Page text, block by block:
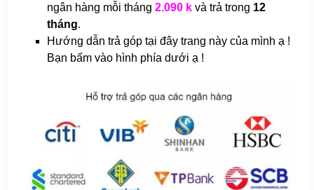
ngân hàng mỗi tháng 2.090 kvà trả trong 12
tháng.
Hướng dẫn trả góp tại đây trang này của mình ạ !
Bạn bấm vào hình phía dưới ạ !